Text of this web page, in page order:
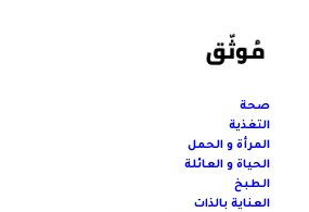
صحة
التغذية
المرأة و الحمل
الحياة و العائلة
الطبخ
العناية بالذات